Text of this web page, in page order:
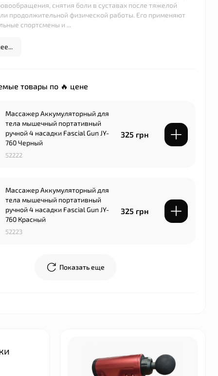
снятия боли в суставах после тяжелой
продолжительной физической работы. Его применяют
спортсмены и ...
товары по 🔥 цене
Массажер Аккумуляторный для
тела мышечный портативный
ручной 4 насадки Fascial Gun JY-
760 Черный
52222
325 грн
Массажер Аккумуляторный для
тела мышечный портативный
ручной 4 насадки Fascial Gun JY-
760 Красный
52223
325 грн
Показать еще